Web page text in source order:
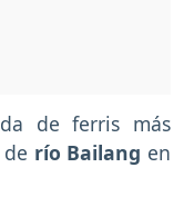
de ferris más
río Bailang en